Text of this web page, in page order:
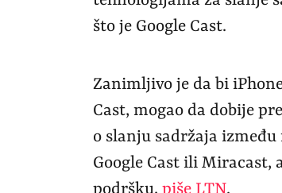
što je Google Cast.
Zanimljivo je da bi
Cast, mogao da dobije
o slanju sadržaja
Google Cast ili Miracast,